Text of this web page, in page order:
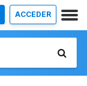
ACCEDER